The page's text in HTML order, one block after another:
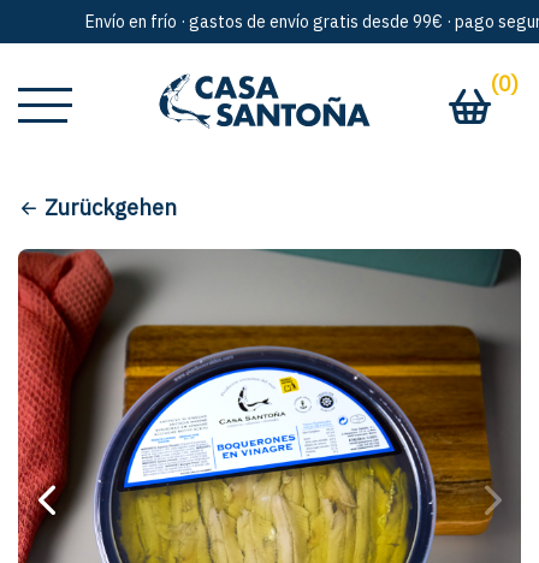
Envío en frío · gastos de envío gratis desde 99€ · pago seguro
(0)
Zurückgehen